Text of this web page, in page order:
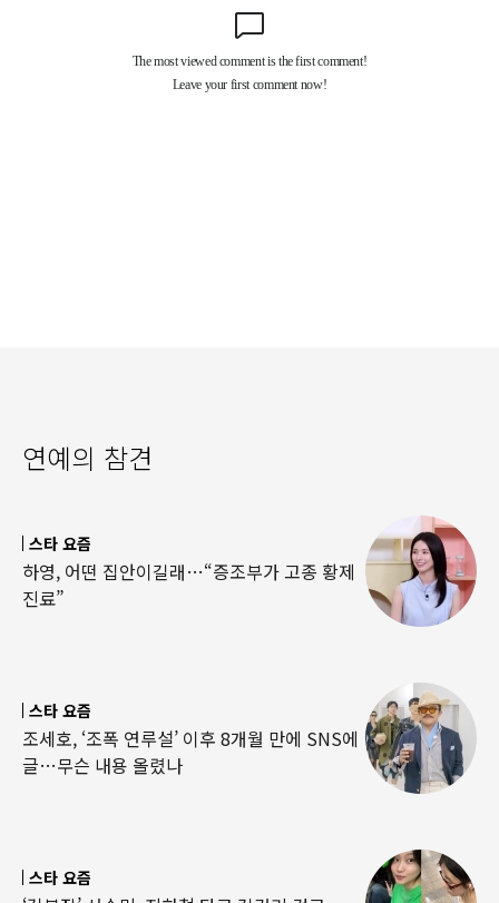
연예의 참견
스타 요즘
하영, 어떤 집안이길래…“증조부가 고종 황제
진료”
스타 요즘
조세호, ‘조폭 연루설’ 이후 8개월 만에 SNS에
글…무슨 내용 올렸나
스타 요즘